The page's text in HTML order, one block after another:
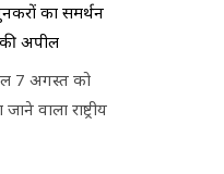
का समर्थन
अपील
7 अगस्त को
वाला राष्ट्रीय